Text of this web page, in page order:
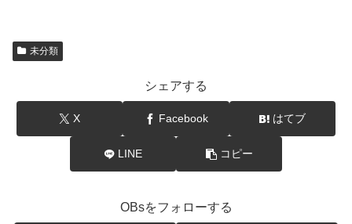
未分類
シェアする
X Facebook はてブ
LINE コピー
OBsをフォローする